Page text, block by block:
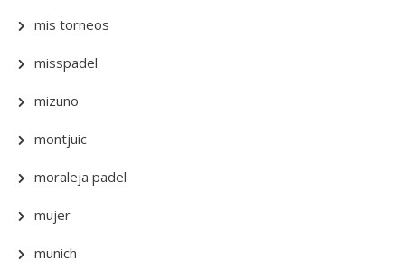
mis torneos
misspadel
mizuno
montjuic
moraleja padel
mujer
munich